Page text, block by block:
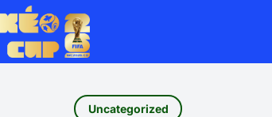
Uncategorized